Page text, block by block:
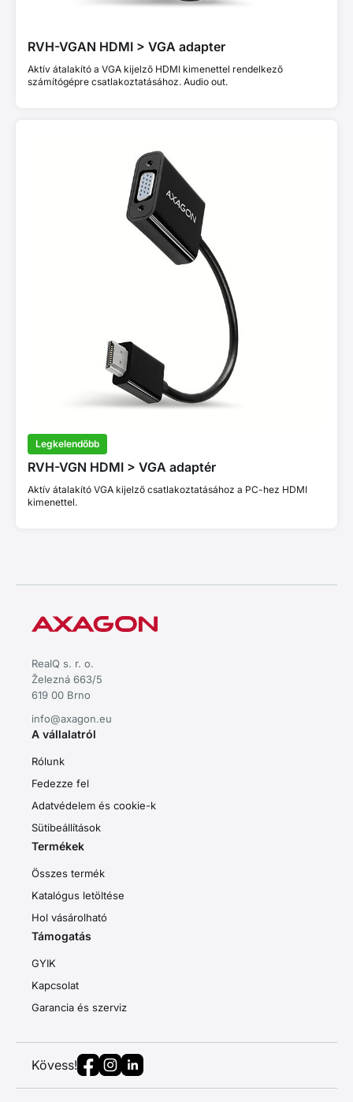
RVH-VGAN HDMI > VGA adapter
Aktív átalakító a VGA kijelző HDMI kimenettel rendelkező
számítógépre csatlakoztatásához. Audio out.
Legkelendőbb
RVH-VGN HDMI > VGA adaptér
Aktív átalakító VGA kijelző csatlakoztatásához a PC-hez HDMI
kimenettel.
RealQ s. r. o.
Železná 663/5
619 00 Brno
info@axagon.eu
A vállalatról
Rólunk
Fedezze fel
Adatvédelem és cookie-k
Sütibeállítások
Termékek
Összes termék
Katalógus letöltése
Hol vásárolható
Támogatás
GYIK
Kapcsolat
Garancia és szerviz
Kövess!